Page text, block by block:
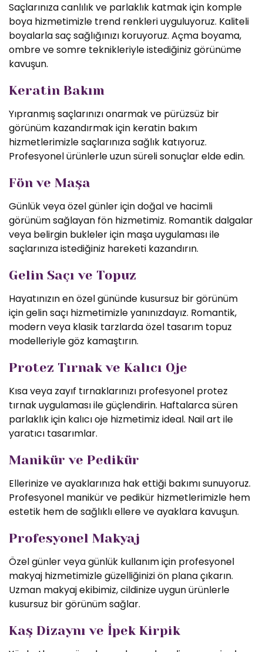
Saçlarınıza canlılık ve parlaklık katmak için komple
boya hizmetimizle trend renkleri uyguluyoruz. Kaliteli
boyalarla saç sağlığınızı koruyoruz. Açma boyama,
ombre ve somre teknikleriyle istediğiniz görünüme
kavuşun.
Keratin Bakım
Yıpranmış saçlarınızı onarmak ve pürüzsüz bir
görünüm kazandırmak için keratin bakım
hizmetlerimizle saçlarınıza sağlık katıyoruz.
Profesyonel ürünlerle uzun süreli sonuçlar elde edin.
Fön ve Maşa
Günlük veya özel günler için doğal ve hacimli
görünüm sağlayan fön hizmetimiz. Romantik dalgalar
veya belirgin bukleler için maşa uygulaması ile
saçlarınıza istediğiniz hareketi kazandırın.
Gelin Saçı ve Topuz
Hayatınızın en özel gününde kusursuz bir görünüm
için gelin saçı hizmetimizle yanınızdayız. Romantik,
modern veya klasik tarzlarda özel tasarım topuz
modelleriyle göz kamaştırın.
Protez Tırnak ve Kalıcı Oje
Kısa veya zayıf tırnaklarınızı profesyonel protez
tırnak uygulaması ile güçlendirin. Haftalarca süren
parlaklık için kalıcı oje hizmetimiz ideal. Nail art ile
yaratıcı tasarımlar.
Manikür ve Pedikür
Ellerinize ve ayaklarınıza hak ettiği bakımı sunuyoruz.
Profesyonel manikür ve pedikür hizmetlerimizle hem
estetik hem de sağlıklı ellere ve ayaklara kavuşun.
Profesyonel Makyaj
Özel günler veya günlük kullanım için profesyonel
makyaj hizmetimizle güzelliğinizi ön plana çıkarın.
Uzman makyaj ekibimiz, cildinize uygun ürünlerle
kusursuz bir görünüm sağlar.
Kaş Dizaynı ve İpek Kirpik